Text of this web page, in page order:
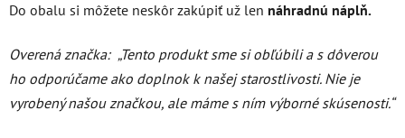
Do obalu si môžete neskôr zakúpiť už len náhradnú náplň.
Overená značka: „Tento produkt sme si obľúbili a s dôverou
ho odporúčame ako doplnok k našej starostlivosti. Nie je
vyrobený našou značkou, ale máme s ním výborné skúsenosti.“